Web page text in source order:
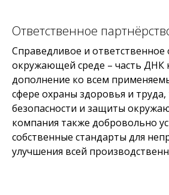
Ответственное
Справедливое и
окружающей среде – часть ДНК
дополнение ко всем
сфере охраны здоровья и труда,
безопасности и защиты
компания также добровольно
собственные стандарты для
улучшения всей